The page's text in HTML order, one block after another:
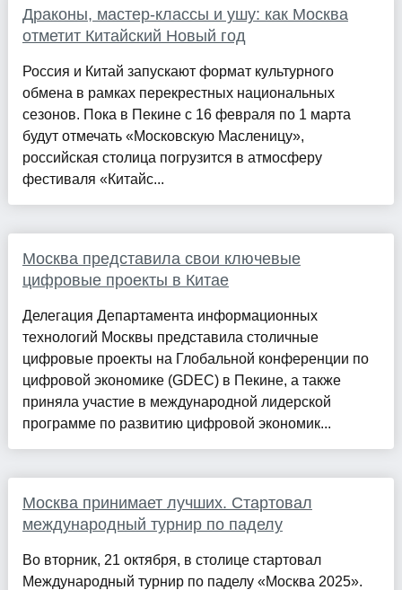
Драконы, мастер-классы и ушу: как Москва
отметит Китайский Новый год
Россия и Китай запускают формат культурного
обмена в рамках перекрестных национальных
сезонов. Пока в Пекине с 16 февраля по 1 марта
будут отмечать «Московскую Масленицу»,
российская столица погрузится в атмосферу
фестиваля «Китайс...
Москва представила свои ключевые
цифровые проекты в Китае
Делегация Департамента информационных
технологий Москвы представила столичные
цифровые проекты на Глобальной конференции по
цифровой экономике (GDEC) в Пекине, а также
приняла участие в международной лидерской
программе по развитию цифровой экономик...
Москва принимает лучших. Стартовал
международный турнир по паделу
Во вторник, 21 октября, в столице стартовал
Международный турнир по паделу «Москва 2025».